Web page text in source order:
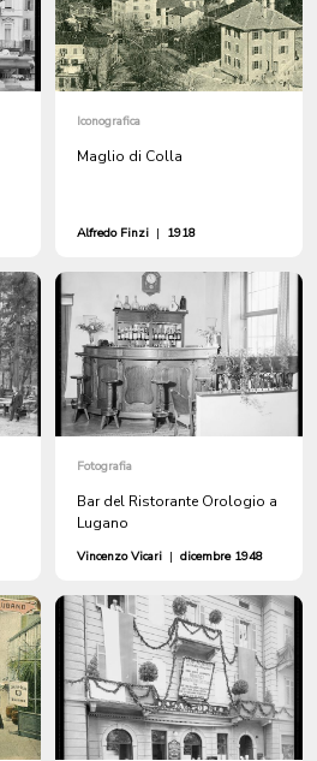
Iconografica
Maglio di Colla
Alfredo Finzi | 1918
Fotografia
Bar del Ristorante Orologio a
Lugano
Vincenzo Vicari | dicembre 1948